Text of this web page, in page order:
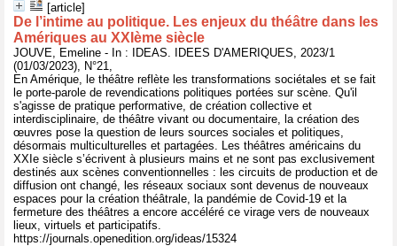
[article]
De l’intime au politique. Les enjeux du théâtre dans les
Amériques au XXIème siècle
JOUVE, Emeline - In : IDEAS. IDEES D'AMERIQUES, 2023/1
(01/03/2023), N°21,
En Amérique, le théâtre reflète les transformations sociétales et se fait
le porte-parole de revendications politiques portées sur scène. Qu'il
s'agisse de pratique performative, de création collective et
interdisciplinaire, de théâtre vivant ou documentaire, la création des
œuvres pose la question de leurs sources sociales et politiques,
désormais multiculturelles et partagées. Les théâtres américains du
XXIe siècle s’écrivent à plusieurs mains et ne sont pas exclusivement
destinés aux scènes conventionnelles : les circuits de production et de
diffusion ont changé, les réseaux sociaux sont devenus de nouveaux
espaces pour la création théâtrale, la pandémie de Covid-19 et la
fermeture des théâtres a encore accéléré ce virage vers de nouveaux
lieux, virtuels et participatifs.
https://journals.openedition.org/ideas/15324